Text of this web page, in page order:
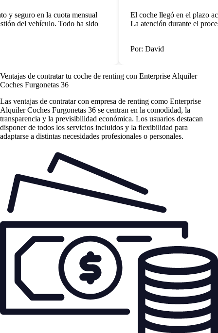
y seguro en la cuota mensual
del vehículo. Todo ha sido
El coche llegó en el plazo
La atención durante el
Por: David
Ventajas de contratar tu coche de renting con Enterprise Alquiler
Coches Furgonetas 36
Las ventajas de contratar con empresa de renting como Enterprise
Alquiler Coches Furgonetas 36 se centran en la comodidad, la
transparencia y la previsibilidad económica. Los usuarios destacan
disponer de todos los servicios incluidos y la flexibilidad para
adaptarse a distintas necesidades profesionales o personales.